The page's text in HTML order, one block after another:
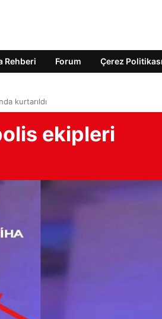
Rehberi Forum Çerez Politikası
kurtarıldı
ekipleri